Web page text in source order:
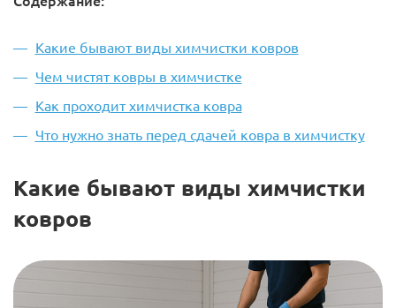
Какие бывают виды химчистки ковров
Чем чистят ковры в химчистке
Как проходит химчистка ковра
Что нужно знать перед сдачей ковра в химчистку
Какие бывают виды химчистки
ковров